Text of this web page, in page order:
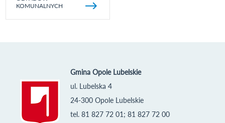
KOMUNALNYCH
Gmina Opole Lubelskie
ul. Lubelska 4
24-300 Opole Lubelskie
tel. 81 827 72 01; 81 827 72 00